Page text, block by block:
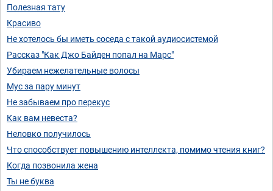
Полезная тату
Красиво
Не хотелось бы иметь соседа с такой аудиосистемой
Рассказ "Как Джо Байден попал на Марс"
Убираем нежелательные волосы
Мус за пару минут
Не забываем про перекус
Как вам невеста?
Неловко получилось
Что способствует повышению интеллекта, помимо чтения книг?
Когда позвонила жена
Ты не буква